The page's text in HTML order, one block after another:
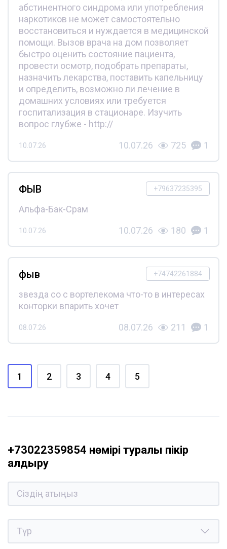
абстинентного синдрома или употребления
наркотиков не может самостоятельно
восстановиться и нуждается в медицинской
помощи. Вызов врача на дом позволяет
быстро оценить состояние пациента,
провести осмотр, подобрать препараты,
назначить лекарства, поставить капельницу
и определить, возможно ли лечение в
домашних условиях или требуется
госпитализация в стационаре. Изучить
вопрос глубже - http://
10.07.26 10.07.26 725 1
+79637235395
ФЫВ
Альфа-Бак-Срам
10.07.26 10.07.26 180 1
+74742261884
фыв
звезда со с вортелекома что-то в интересах
конторки впарить хочет
08.07.26 08.07.26 211 1
1 2 3 4 5
+73022359854 нөмірі туралы пікір
қалдыру